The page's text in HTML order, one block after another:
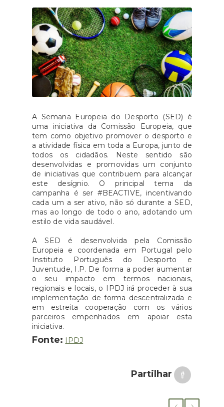
A Semana Europeia do Desporto (SED) é
uma iniciativa da Comissão Europeia, que
tem como objetivo promover o desporto e
a atividade física em toda a Europa, junto de
todos os cidadãos. Neste sentido são
desenvolvidas e promovidas um conjunto
de iniciativas que contribuem para alcançar
este desígnio. O principal tema da
campanha é ser #BEACTIVE, incentivando
cada um a ser ativo, não só durante a SED,
mas ao longo de todo o ano, adotando um
estilo de vida saudável.
A SED é desenvolvida pela Comissão
Europeia e coordenada em Portugal pelo
Instituto Português do Desporto e
Juventude, I.P. De forma a poder aumentar
o seu impacto em termos nacionais,
regionais e locais, o IPDJ irá proceder à sua
implementação de forma descentralizada e
em estreita cooperação com os vários
parceiros empenhados em apoiar esta
iniciativa.
Fonte: IPDJ
Partilhar